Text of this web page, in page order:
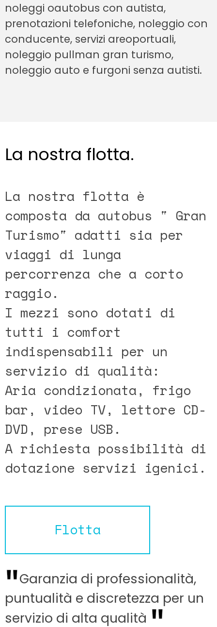
noleggi oautobus con autista,
prenotazioni telefoniche, noleggio con
conducente, servizi areoportuali,
noleggio pullman gran turismo,
noleggio auto e furgoni senza autisti.
La nostra flotta.
La nostra flotta è
composta da autobus " Gran
Turismo" adatti sia per
viaggi di lunga
percorrenza che a corto
raggio.
I mezzi sono dotati di
tutti i comfort
indispensabili per un
servizio di qualità:
Aria condizionata, frigo
bar, video TV, lettore CD-
DVD, prese USB.
A richiesta possibilità di
dotazione servizi igenici.
Flotta
Garanzia di professionalità,
puntualità e discretezza per un
servizio di alta qualità